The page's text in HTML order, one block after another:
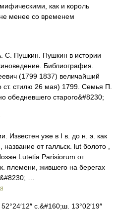
как и король
менее со временем
Пушкин. Пушкин в истории
Библиография.
(1799 1837) величайший
ст. стилю 26 мая) 1799. Семья П.
обедневшего старого&#8230;
Известен уже в I в. до н. э. как
от галльск. lut болото ,
Lutetia Parisiorum от
племени, жившего на берегах
…
с.&#160;ш. 13°02′19″